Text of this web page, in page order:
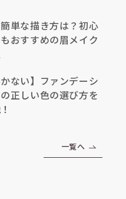
単な描き方は？初心
おすすめの眉メイク
かない】ファンデーシ
正しい色の選び方を
一覧へ